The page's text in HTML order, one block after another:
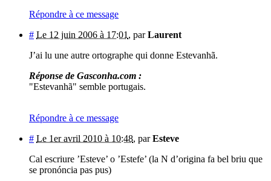
Répondre à ce message
# Le 12 juin 2006 à 17:01 , parLaurent
J’ai lu une autre ortographe qui donne Estevanhã.
Réponse de Gasconha.com :
"Estevanhã" semble portugais.
Répondre à ce message
# Le 1er avril 2010 à 10:48, parEsteve
Cal escriure ’Esteve’ o ’Estefe’ (la N d’origina fa bel briu que
se pronóncia pas pus)